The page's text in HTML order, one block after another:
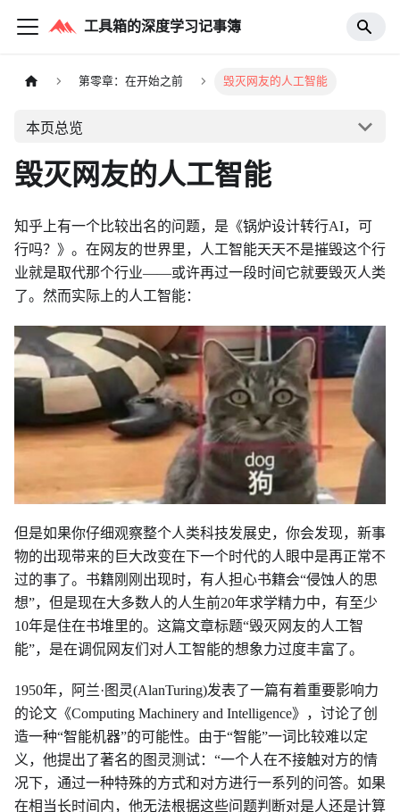
工具箱的深度学习记事簿
第零章：在开始之前 毁灭网友的人工智能
本页总览
毁灭网友的人工智能
知乎上有一个比较出名的问题，是《锅炉设计转行AI，可
行吗？》。在网友的世界里，人工智能天天不是摧毁这个行
业就是取代那个行业——或许再过一段时间它就要毁灭人类
了。然而实际上的人工智能：
但是如果你仔细观察整个人类科技发展史，你会发现，新事
物的出现带来的巨大改变在下一个时代的人眼中是再正常不
过的事了。书籍刚刚出现时，有人担心书籍会“侵蚀人的思
想”，但是现在大多数人的人生前20年求学精力中，有至少
10年是住在书堆里的。这篇文章标题“毁灭网友的人工智
能”，是在调侃网友们对人工智能的想象力过度丰富了。
1950年，阿兰·图灵(AlanTuring)发表了一篇有着重要影响力
的论文《Computing Machinery and Intelligence》，讨论了创
造一种“智能机器”的可能性。由于“智能”一词比较难以定
义，他提出了著名的图灵测试：“一个人在不接触对方的情
况下，通过一种特殊的方式和对方进行一系列的问答。如果
在相当长时间内，他无法根据这些问题判断对是人还是计算